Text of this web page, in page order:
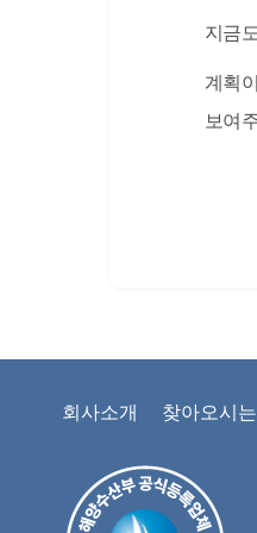
지금
계획
보여
회사소개 찾아오시